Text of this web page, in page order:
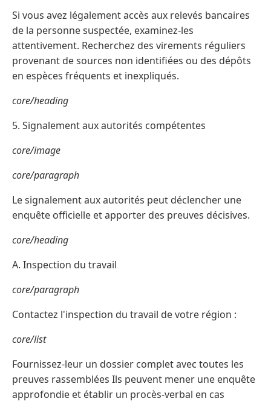
Si vous avez légalement accès aux relevés bancaires
de la personne suspectée, examinez-les
attentivement. Recherchez des virements réguliers
provenant de sources non identifiées ou des dépôts
en espèces fréquents et inexpliqués.
core/heading
5. Signalement aux autorités compétentes
core/image
core/paragraph
Le signalement aux autorités peut déclencher une
enquête officielle et apporter des preuves décisives.
core/heading
A. Inspection du travail
core/paragraph
Contactez l'inspection du travail de votre région :
core/list
Fournissez-leur un dossier complet avec toutes les
preuves rassemblées Ils peuvent mener une enquête
approfondie et établir un procès-verbal en cas